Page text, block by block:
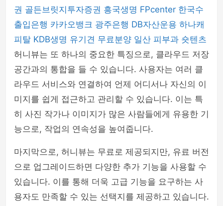
권 골든브릿지투자증권 흥국생명 FPcenter 한국수
출입은행 카카오뱅크 광주은행 DB자산운용 하나캐
피탈 KDB생명 유기견 무료분양 일산 피부과 숏텐츠
허니뷰는 또 하나의 중요한 특징으로, 클라우드 저장
공간과의 통합을 들 수 있습니다. 사용자는 여러 클
라우드 서비스와 연결하여 언제 어디서나 자신의 이
미지를 쉽게 접근하고 관리할 수 있습니다. 이는 특
히 사진 작가나 이미지가 많은 사람들에게 유용한 기
능으로, 작업의 연속성을 높여줍니다.
마지막으로, 허니뷰는 무료로 제공되지만, 유료 버전
으로 업그레이드하면 다양한 추가 기능을 사용할 수
있습니다. 이를 통해 더욱 고급 기능을 요구하는 사
용자도 만족할 수 있는 선택지를 제공하고 있습니다.